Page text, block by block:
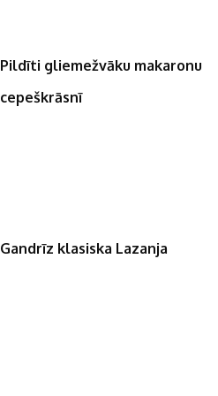
Pildīti gliemežvāku makaronu
cepeškrāsnī
Gandrīz klasiska Lazanja